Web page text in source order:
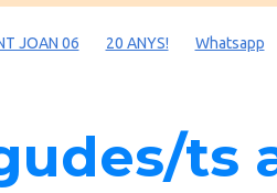
JOAN 06 20 ANYS! Whatsapp
ts